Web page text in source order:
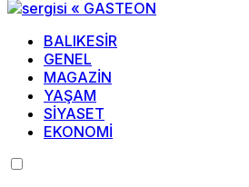
BALIKESİR
GENEL
MAGAZİN
YAŞAM
SİYASET
EKONOMİ